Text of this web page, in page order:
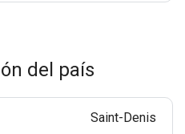
del país
Saint-Denis